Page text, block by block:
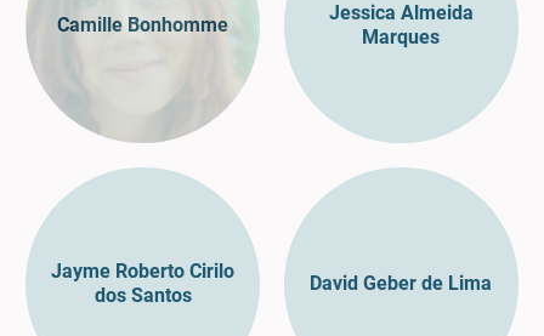
Camille Bonhomme
Jessica Almeida
Marques
Jayme Roberto Cirilo
dos Santos
David Geber de Lima